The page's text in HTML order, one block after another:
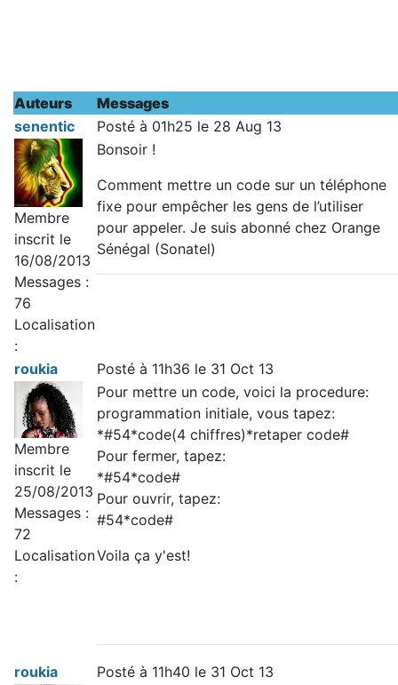
Auteurs
Messages
senentic
Posté à 01h25 le 28 Aug 13
Membre
inscrit le
16/08/2013
Messages :
76
Localisation
:
Bonsoir !
Comment mettre un code sur un téléphone
fixe pour empêcher les gens de l’utiliser
pour appeler. Je suis abonné chez Orange
Sénégal (Sonatel)
roukia Posté à 11h36 le 31 Oct 13
Membre
inscrit le
25/08/2013
Messages :
72
Localisation
:
Pour mettre un code, voici la procedure:
programmation initiale, vous tapez:
*#54*code(4 chiffres)*retaper code#
Pour fermer, tapez:
*#54*code#
Pour ouvrir, tapez:
#54*code#
Voila ça y'est!
roukia Posté à 11h40 le 31 Oct 13